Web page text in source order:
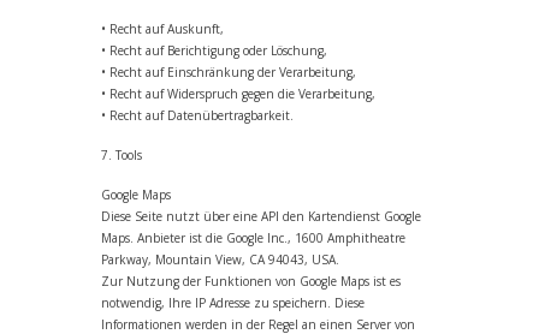
• Recht auf Auskunft,
• Recht auf Berichtigung oder Löschung,
• Recht auf Einschränkung der Verarbeitung,
• Recht auf Widerspruch gegen die Verarbeitung,
• Recht auf Datenübertragbarkeit.
7. Tools
Google Maps
Diese Seite nutzt über eine API den Kartendienst Google
Maps. Anbieter ist die Google Inc., 1600 Amphitheatre
Parkway, Mountain View, CA 94043, USA.
Zur Nutzung der Funktionen von Google Maps ist es
notwendig, Ihre IP Adresse zu speichern. Diese
Informationen werden in der Regel an einen Server von